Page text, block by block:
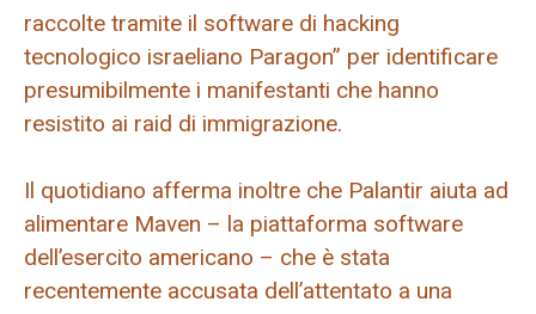
raccolte tramite il software di hacking
tecnologico israeliano Paragon” per identificare
presumibilmente i manifestanti che hanno
resistito ai raid di immigrazione.
Il quotidiano afferma inoltre che Palantir aiuta ad
alimentare Maven – la piattaforma software
dell’esercito americano – che è stata
recentemente accusata dell’attentato a una